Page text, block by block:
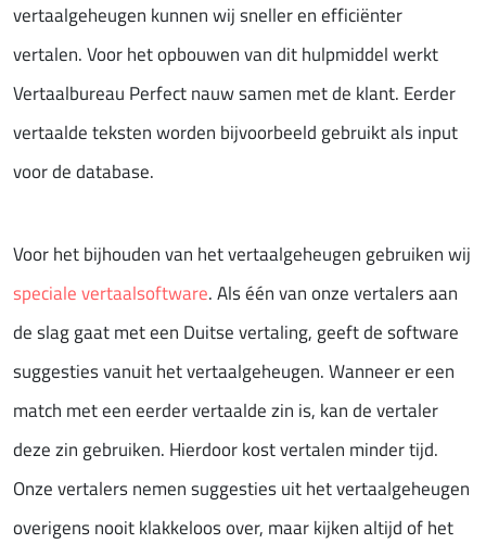
vertaalgeheugen kunnen wij sneller en efficiënter
vertalen. Voor het opbouwen van dit hulpmiddel werkt
Vertaalbureau Perfect nauw samen met de klant. Eerder
vertaalde teksten worden bijvoorbeeld gebruikt als input
voor de database.
Voor het bijhouden van het vertaalgeheugen gebruiken wij
speciale vertaalsoftware. Als één van onze vertalers aan
de slag gaat met een Duitse vertaling, geeft de software
suggesties vanuit het vertaalgeheugen. Wanneer er een
match met een eerder vertaalde zin is, kan de vertaler
deze zin gebruiken. Hierdoor kost vertalen minder tijd.
Onze vertalers nemen suggesties uit het vertaalgeheugen
overigens nooit klakkeloos over, maar kijken altijd of het